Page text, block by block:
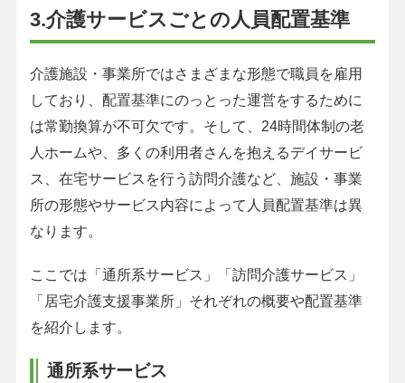
3.介護サービスごとの人員配置基準
介護施設・事業所ではさまざまな形態で職員を雇用
しており、配置基準にのっとった運営をするために
は常勤換算が不可欠です。そして、24時間体制の老
人ホームや、多くの利用者さんを抱えるデイサービ
ス、在宅サービスを行う訪問介護など、施設・事業
所の形態やサービス内容によって人員配置基準は異
なります。
ここでは「通所系サービス」「訪問介護サービス」
「居宅介護支援事業所」それぞれの概要や配置基準
を紹介します。
通所系サービス